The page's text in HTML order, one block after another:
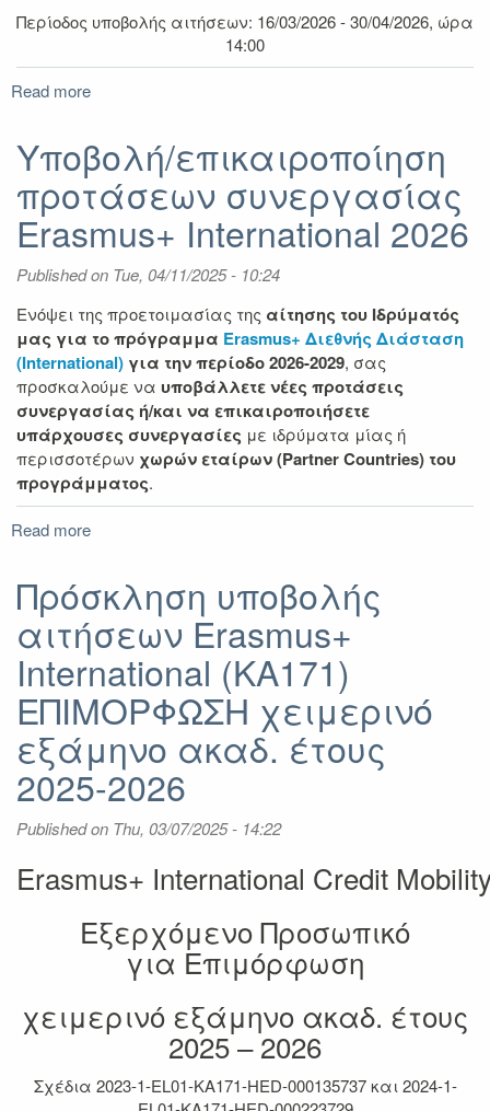
Περίοδος υποβολής αιτήσεων: 16/03/2026 - 30/04/2026, ώρα
14:00
Read more
αιτήσεων
Erasmus+
International
(KA171)
ΕΠΙΜΟΡΦΩΣΗ
Υποβολή/επικαιροποίηση
προτάσεων συνεργασίας
Erasmus+ International 2026
Published on Tue, 04/11/2025 - 10:24
Ενόψει της προετοιμασίας της αίτησης του Ιδρύματός
μας για το πρόγραμμα Erasmus+ Διεθνής Διάσταση
(International) για την περίοδο 2026-2029, σας
προσκαλούμε να υποβάλλετε νέες προτάσεις
συνεργασίας ή/και να επικαιροποιήσετε
υπάρχουσες συνεργασίες με ιδρύματα μίας ή
περισσοτέρων χωρών εταίρων (Partner Countries) του
προγράμματος.
Read more
προτάσεων
συνεργασίας
Erasmus+
International
2026
Πρόσκληση υποβολής
αιτήσεων Erasmus+
International (KA171)
ΕΠΙΜΟΡΦΩΣΗ χειμερινό
εξάμηνο ακαδ. έτους
2025-2026
Published on Thu, 03/07/2025 - 14:22
Erasmus+ International Credit
Εξερχόμενο Προσωπικό
για Επιμόρφωση
χειμερινό εξάμηνο ακαδ. έτους
2025 – 2026
Σχέδια 2023-1-EL01-KA171-HED-000135737 και 2024-1-